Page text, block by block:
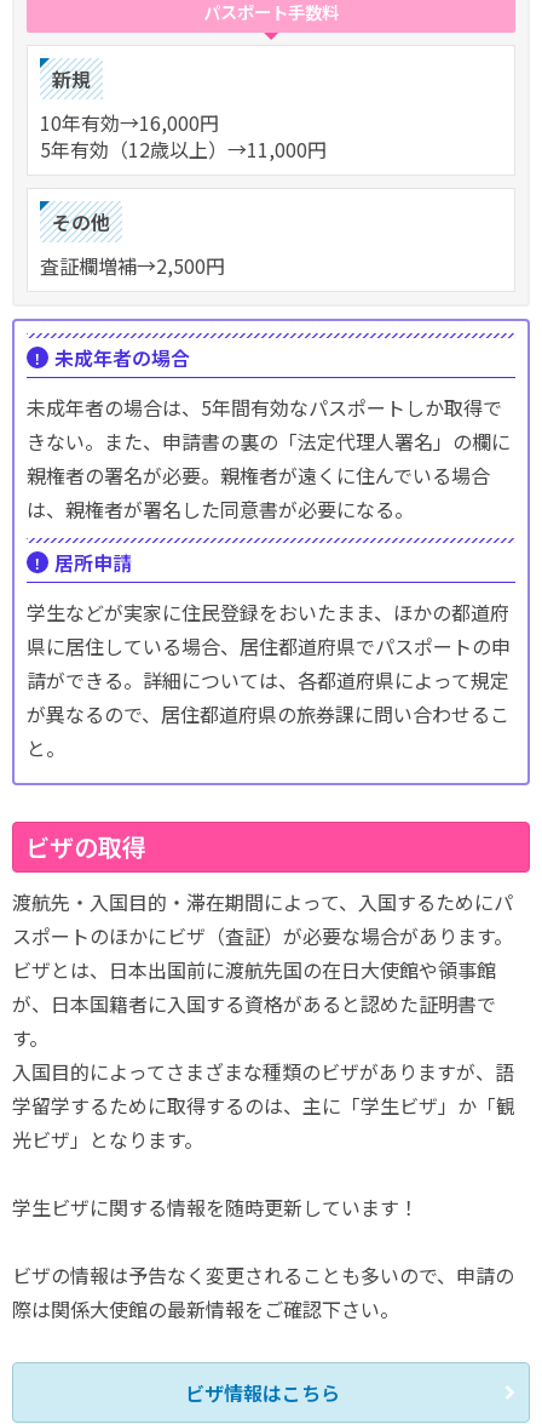
パスポート手数料
新規
10年有効→16,000円
5年有効（12歳以上）→11,000円
その他
査証欄増補→2,500円
未成年者の場合
未成年者の場合は、5年間有効なパスポートしか取得で
きない。また、申請書の裏の「法定代理人署名」の欄に
親権者の署名が必要。親権者が遠くに住んでいる場合
は、親権者が署名した同意書が必要になる。
居所申請
学生などが実家に住民登録をおいたまま、ほかの都道府
県に居住している場合、居住都道府県でパスポートの申
請ができる。詳細については、各都道府県によって規定
が異なるので、居住都道府県の旅券課に問い合わせるこ
と。
ビザの取得
渡航先・入国目的・滞在期間によって、入国するためにパ
スポートのほかにビザ（査証）が必要な場合があります。
ビザとは、日本出国前に渡航先国の在日大使館や領事館
が、日本国籍者に入国する資格があると認めた証明書で
す。
入国目的によってさまざまな種類のビザがありますが、語
学留学するために取得するのは、主に「学生ビザ」か「観
光ビザ」となります。
学生ビザに関する情報を随時更新しています！
ビザの情報は予告なく変更されることも多いので、申請の
際は関係大使館の最新情報をご確認下さい。
ビザ情報はこちら